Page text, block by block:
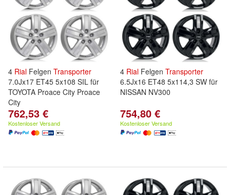
4 Rial Felgen Transporter
7.0Jx17 ET45 5x108 SIL für
TOYOTA Proace City Proace
City
762,53 €
Kostenloser Versand
4 Rial Felgen Transporter
6.5Jx16 ET48 5x114,3 SW für
NISSAN NV300
754,80 €
Kostenloser Versand